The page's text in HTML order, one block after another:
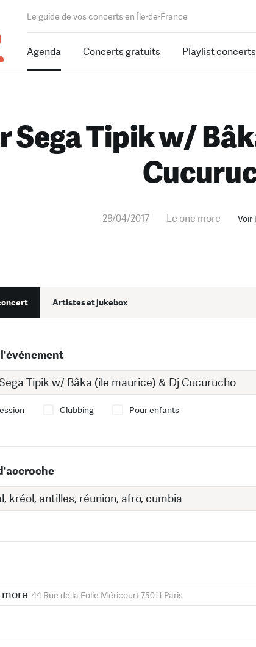
Le guide de vos concerts en Île-de-France
Agenda Concerts gratuits Playlist concerts
Sega Tipik w/
29/04/2017 Le one more Voir
Artistes et jukebox
Clubbing Pour enfants
more 44 Rue de la Folie Méricourt 75011 Paris